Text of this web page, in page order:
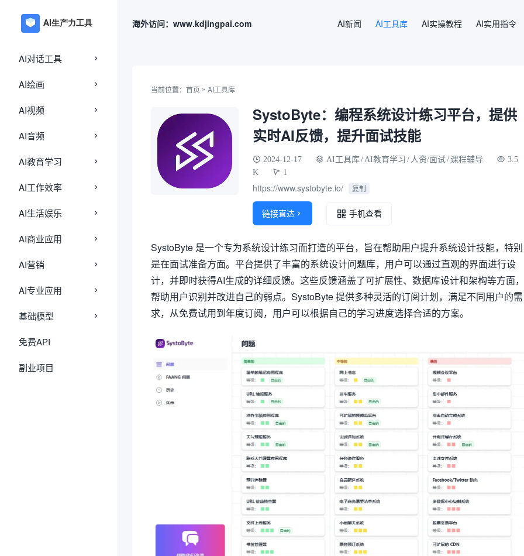
AI对话工具
AI绘画
AI视频
AI音频
AI教育学习
AI工作效率
AI生活娱乐
AI商业应用
AI营销
AI专业应用
基础模型
免费API
副业项目
海外访问：www.kdjingpai.com AI新闻 AI工具库 AI实操教程 AI实用指令
当前位置： 首页 » AI工具库
SystoByte：编程系统设计练习平台，提供
实时AI反馈，提升面试技能
2024-12-17 AI工具库/ AI教育学习 / 人资/面试/课程辅导
3.5
K
1
https://www.systobyte.io/ 复制
链接直达  手机查看
SystoByte 是一个专为系统设计练习而打造的平台，旨在帮助用户提升系统设计技能，特别
是在面试准备方面。平台提供了丰富的系统设计问题库，用户可以通过直观的界面进行设
计，并即时获得AI生成的详细反馈。这些反馈涵盖了可扩展性、数据库设计和架构等方面，
帮助用户识别并改进自己的弱点。SystoByte 提供多种灵活的订阅计划，满足不同用户的需
求，从免费试用到年度订阅，用户可以根据自己的学习进度选择合适的方案。